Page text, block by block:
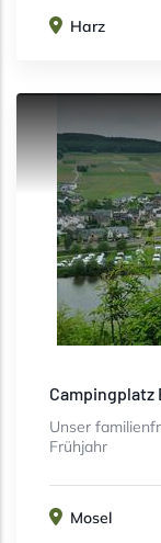
Harz
Campingplatz
Unser
Frühjahr
Mosel